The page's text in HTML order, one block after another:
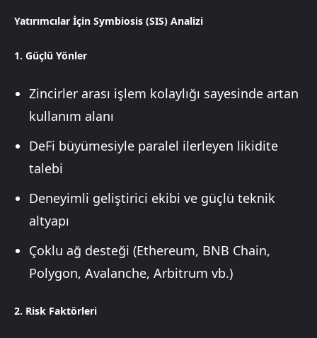
Yatırımcılar İçin Symbiosis (SIS) Analizi
1. Güçlü Yönler
Zincirler arası işlem kolaylığı sayesinde artan
kullanım alanı
DeFi büyümesiyle paralel ilerleyen likidite
talebi
Deneyimli geliştirici ekibi ve güçlü teknik
altyapı
Çoklu ağ desteği (Ethereum, BNB Chain,
Polygon, Avalanche, Arbitrum vb.)
2. Risk Faktörleri